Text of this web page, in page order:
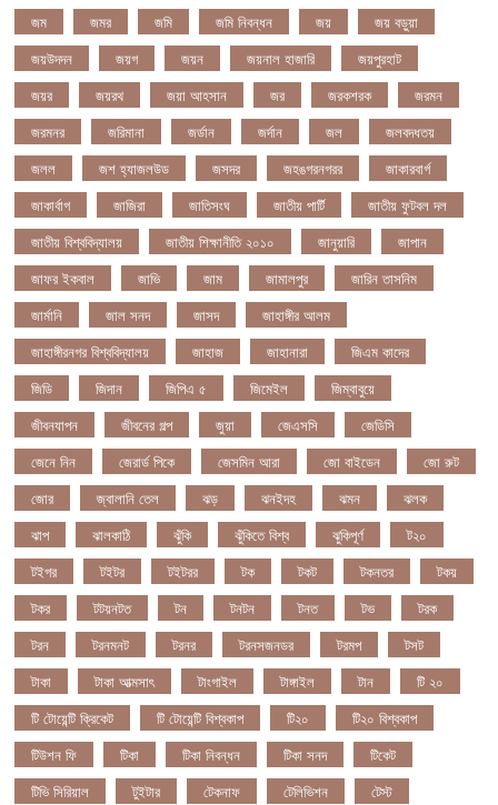
জম
জমর জমি জমি নিবন্ধন জয়
জয় বড়ুয়া
জয়উদদন
জয়গ জয়ন জয়নাল হাজারি
জয়পুরহাট
জয়র
জয়রথ জয়া আহসান জর জরকশরক
জরমন
জরমনর
জরিমানা জর্ডান জর্দান জল
জলবদধতয়
জলল
জশ হ্যাজলউড জসদর জহঙগরনগরর
জাকারবার্গ
জাকার্বাগ
জাজিরা জাতিসংঘ জাতীয় পার্টি
জাতীয় ফুটবল দল
জাতীয় বিশ্ববিদ্যালয়
জাতীয় শিক্ষানীতি ২০১০ জানুয়ারি
জাপান
জাফর ইকবাল
জাভি জাম জামালপুর
জারিন তাসনিম
জার্মানি
জাল সনদ জাসদ
জাহাঙ্গীর আলম
জাহাঙ্গীরনগর বিশ্ববিদ্যালয়
জাহাজ জাহানারা
জিএম কাদের
জিডি
জিদান জিপিএ ৫ জিমেইল
জিম্বাবুয়ে
জীবনযাপন
জীবনের গল্প জুয়া জেএসসি
জেডিসি
জেনে নিন
জেরার্ড পিকে জেসমিন আরা জো বাইডেন
জো রুট
জোর
জ্বালানি তেল ঝড় ঝনইদহ ঝমন
ঝলক
ঝাপ
ঝালকাঠি ঝুঁকি ঝুঁকিতে বিশ্ব ঝুকিপূর্ণ
ট২০
টইগর
টইটর টইটরর টক টকট টকনতর
টকয়
টকর
টটয়নটত টন টনটন টনত টভ
টরক
টরন
টরনমনট টরনর টরনসজনডর টরমপ
টসট
টাকা
টাকা আত্মসাৎ টাংগাইল টাঙ্গাইল টান
টি ২০
টি টোয়েন্টি ক্রিকেট
টি টোয়েন্টি বিশ্বকাপ টি২০
টি২০ বিশ্বকাপ
টিউশন ফি
টিকা টিকা নিবন্ধন টিকা সনদ
টিকেট
টিভি সিরিয়াল
টুইটার টেকনাফ টেলিভিশন
টেস্ট